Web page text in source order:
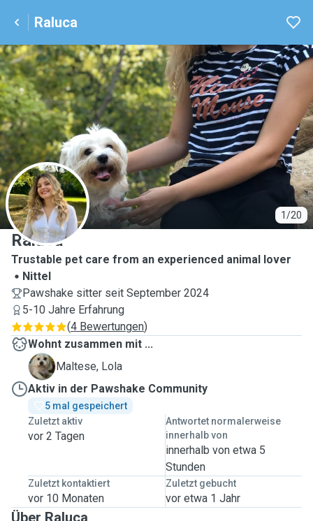
Raluca
1/20
R
Raluca
Trustable pet care from an experienced animal lover
Nittel
Pawshake sitter seit September 2024
5-10 Jahre Erfahrung
(4 Bewertungen)
Wohnt zusammen mit ...
L
Maltese, Lola
Aktiv in der Pawshake Community
5 mal gespeichert
Zuletzt aktiv
vor 2 Tagen
Antwortet normalerweise
innerhalb von
innerhalb von etwa 5
Stunden
Zuletzt kontaktiert
vor 10 Monaten
Zuletzt gebucht
vor etwa 1 Jahr
Über Raluca